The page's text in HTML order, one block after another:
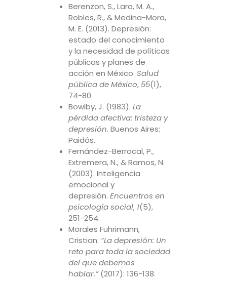
Berenzon, S., Lara, M. A.,
Robles, R., & Medina-Mora,
M. E. (2013). Depresión:
estado del conocimiento
y la necesidad de políticas
públicas y planes de
acción en México. Salud
pública de México, 55(1),
74-80.
Bowlby, J. (1983). La
pérdida afectiva: tristeza y
depresión. Buenos Aires:
Paidós.
Fernández-Berrocal, P.,
Extremera, N., & Ramos, N.
(2003). Inteligencia
emocional y
depresión. Encuentros en
psicología social, 1(5),
251-254.
Morales Fuhrimann,
Cristian. “La depresión: Un
reto para toda la sociedad
del que debemos
hablar.”(2017): 136-138.